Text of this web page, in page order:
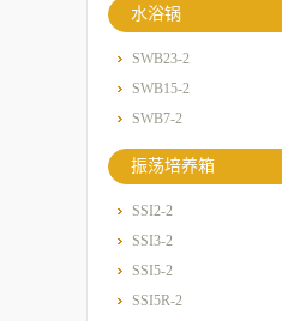
水浴锅
SWB23-2
SWB15-2
SWB7-2
振荡培养箱
SSI2-2
SSI3-2
SSI5-2
SSI5R-2